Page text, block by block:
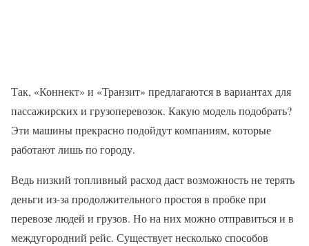
Так, «Коннект» и «Транзит» предлагаются в вариантах для
пассажирских и грузоперевозок. Какую модель подобрать?
Эти машины прекрасно подойдут компаниям, которые
работают лишь по городу.
Ведь низкий топливный расход даст возможность не терять
деньги из-за продолжительного простоя в пробке при
перевозе людей и грузов. Но на них можно отправиться и в
междугородний рейс. Существует несколько способов